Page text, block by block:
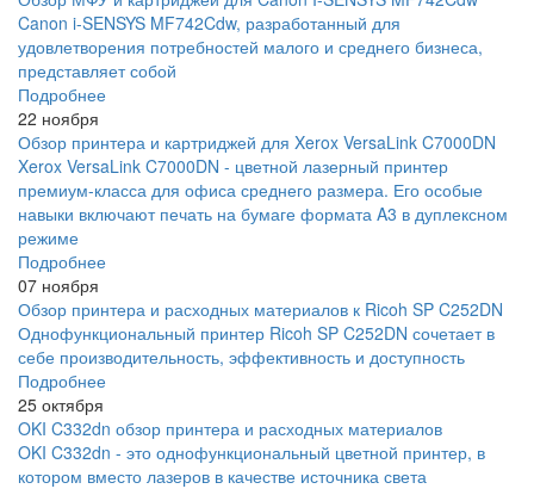
Canon i-SENSYS MF742Cdw, разработанный для
удовлетворения потребностей малого и среднего бизнеса,
представляет собой
Подробнее
22 ноября
Обзор принтера и картриджей для Xerox VersaLink C7000DN
Xerox VersaLink C7000DN - цветной лазерный принтер
премиум-класса для офиса среднего размера. Его особые
навыки включают печать на бумаге формата A3 в дуплексном
режиме
Подробнее
07 ноября
Обзор принтера и расходных материалов к Ricoh SP C252DN
Однофункциональный принтер Ricoh SP C252DN сочетает в
себе производительность, эффективность и доступность
Подробнее
25 октября
OKI C332dn обзор принтера и расходных материалов
OKI C332dn - это однофункциональный цветной принтер, в
котором вместо лазеров в качестве источника света